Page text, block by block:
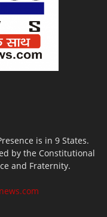
is in 9 States.
by the Constitutional
and Fraternity.